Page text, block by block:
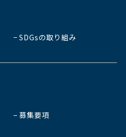
SDGsの取り組み
募集要項